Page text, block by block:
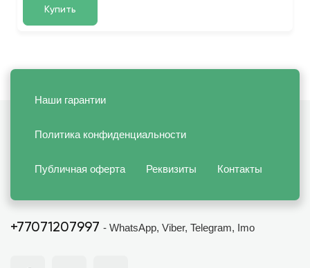
Купить
Наши гарантии
Политика конфиденциальности
Публичная оферта Реквизиты Контакты
+77071207997 - WhatsApp, Viber, Telegram, Imo